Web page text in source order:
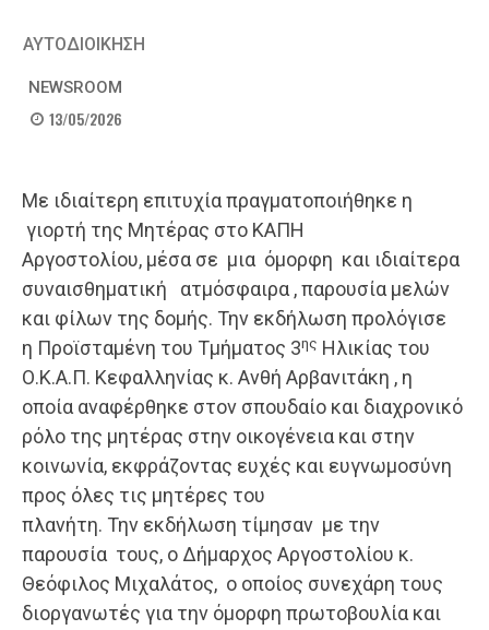
ΑΥΤΟΔΙΟΙΚΗΣΗ
NEWSROOM
13/05/2026
​Με ιδιαίτερη επιτυχία πραγματοποιήθηκε η
γιορτή της Μητέρας στο ΚΑΠΗ
Αργοστολίου, μέσα σε μια όμορφη και ιδιαίτερα
συναισθηματική ατμόσφαιρα , παρουσία μελών
και φίλων της δομής. Την εκδήλωση προλόγισε
η Προϊσταμένη του Τμήματος 3ης Ηλικίας του
Ο.Κ.Α.Π. Κεφαλληνίας κ. Ανθή Αρβανιτάκη , η
οποία αναφέρθηκε στον σπουδαίο και διαχρονικό
ρόλο της μητέρας στην οικογένεια και στην
κοινωνία, εκφράζοντας ευχές και ευγνωμοσύνη
προς όλες τις μητέρες του
πλανήτη. Την εκδήλωση τίμησαν με την
παρουσία τους, ο Δήμαρχος Αργοστολίου κ.
Θεόφιλος Μιχαλάτος, ο οποίος συνεχάρη τους
διοργανωτές για την όμορφη πρωτοβουλία και